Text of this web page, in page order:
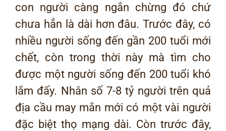
con người càng ngắn chừng đó chứ
chưa hẳn là dài hơn đâu. Trước đây, có
nhiều người sống đến gần 200 tuổi mới
chết, còn trong thời này mà tìm cho
được một người sống đến 200 tuổi khó
lắm đấy. Nhân số 7-8 tỷ người trên quả
địa cầu may mắn mới có một vài người
đặc biệt thọ mạng dài. Còn trước đây,